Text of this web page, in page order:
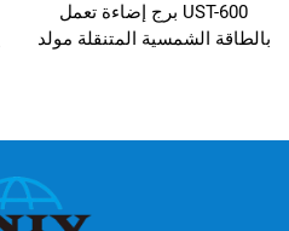
UST-600 برج إضاءة تعمل
بالطاقة الشمسية المتنقلة مولد